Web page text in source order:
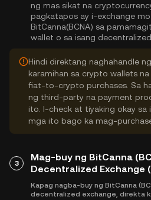
ng mas sikat na
pagkatapos ay i-exchange
BitCanna(BCNA) sa
wallet o sa isang
Hindi direktang naghahandle
karamihan sa crypto wallets
fiat-to-crypto purchases. Sa
ng third-party na payment
ito. I-check at tiyaking okay sa
mga ito bago ka mag-
3
Mag-buy ng BitCanna
Decentralized Exchange
Kapag nagba-buy ng BitCanna
decentralized exchange, direkta